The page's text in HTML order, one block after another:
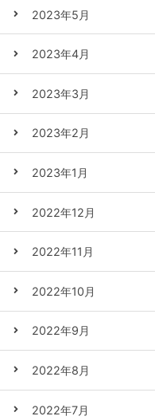
2023年5月
2023年4月
2023年3月
2023年2月
2023年1月
2022年12月
2022年11月
2022年10月
2022年9月
2022年8月
2022年7月